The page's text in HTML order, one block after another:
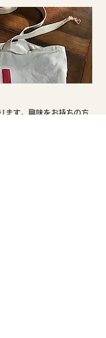
ます。興味をお持ちの方